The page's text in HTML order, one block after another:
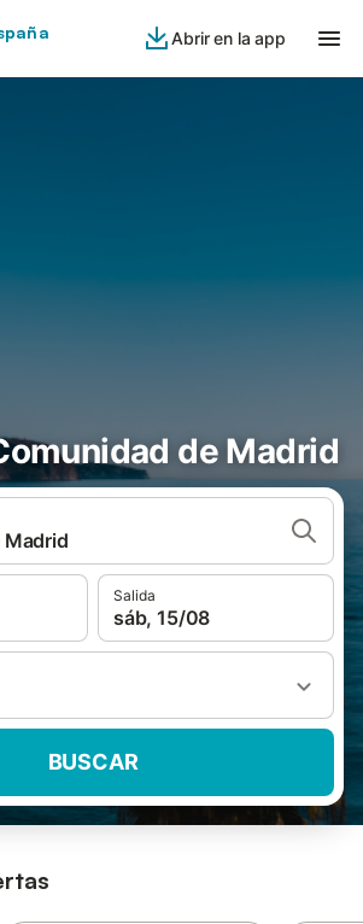
Abrir en la app
de Madrid
Madrid
Salida
sáb, 15/08
BUSCAR